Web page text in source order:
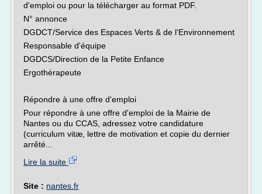
d'emploi ou pour la télécharger au format PDF.
N° annonce
DGDCT/Service des Espaces Verts & de l'Environnement
Responsable d'équipe
DGDCS/Direction de la Petite Enfance
Ergothérapeute
Répondre à une offre d'emploi
Pour répondre à une offre d'emploi de la Mairie de
Nantes ou du CCAS, adressez votre candidature
(curriculum vitæ, lettre de motivation et copie du dernier
arrêté...
Lire la suite
Site : nantes.fr